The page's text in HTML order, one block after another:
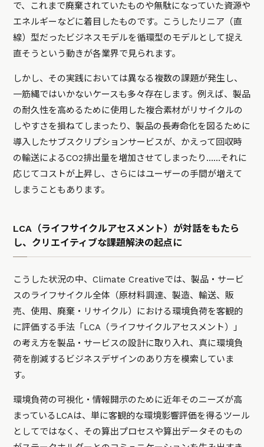
で、これまで廃棄されていたものや無駄になっていた資源や
エネルギーなどに着目したものです。こうしたリニア（直
線）型だったビジネスモデルを循環型のモデルとして捉え
直そうという動きが各業界で見られます。
しかし、その実践においては異なる複数の課題が発生し、
一筋縄ではいかないケースも多々存在します。例えば、製品
の耐久性を高めるために使用した複合素材がリサイクルの
しやすさを損ねてしまったり、製品の長寿命化を図るために
導入したサブスクリプションサービスが、かえって回収時
の輸送によるCO2排出量を増加させてしまったり……それに
応じてコストが上昇し、さらにはユーザーの手間が増えて
しまうこともあります。
LCA（ライフサイクルアセスメント）が対話をもたら
し、クリエイティブな課題解決の起点に
こうした状況の中、Climate Creativeでは、製品・サービ
スのライフサイクル全体（原材料調達、製造、輸送、販
売、使用、廃棄・リサイクル）における環境負荷を客観的
に評価する手法「LCA（ライフサイクルアセスメント）」
の考え方を製品・サービスの設計に取り入れ、真に環境負
荷を削減するビジネスデザインのあり方を模索していま
す。
環境負荷の可視化・情報開示のために近年そのニーズが高
まっているLCAは、単に客観的な環境影響評価を得るツール
としてではなく、その算出プロセスや算出データそのもの